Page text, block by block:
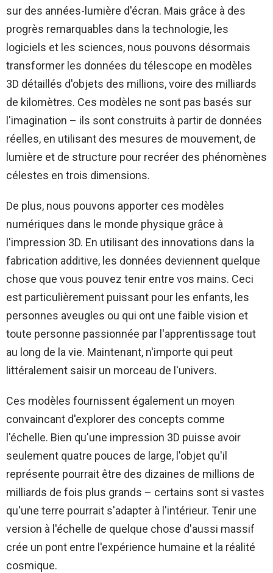
sur des années-lumière d'écran. Mais grâce à des
progrès remarquables dans la technologie, les
logiciels et les sciences, nous pouvons désormais
transformer les données du télescope en modèles
3D détaillés d'objets des millions, voire des milliards
de kilomètres. Ces modèles ne sont pas basés sur
l'imagination – ils sont construits à partir de données
réelles, en utilisant des mesures de mouvement, de
lumière et de structure pour recréer des phénomènes
célestes en trois dimensions.
De plus, nous pouvons apporter ces modèles
numériques dans le monde physique grâce à
l'impression 3D. En utilisant des innovations dans la
fabrication additive, les données deviennent quelque
chose que vous pouvez tenir entre vos mains. Ceci
est particulièrement puissant pour les enfants, les
personnes aveugles ou qui ont une faible vision et
toute personne passionnée par l'apprentissage tout
au long de la vie. Maintenant, n'importe qui peut
littéralement saisir un morceau de l'univers.
Ces modèles fournissent également un moyen
convaincant d'explorer des concepts comme
l'échelle. Bien qu'une impression 3D puisse avoir
seulement quatre pouces de large, l'objet qu'il
représente pourrait être des dizaines de millions de
milliards de fois plus grands – certains sont si vastes
qu'une terre pourrait s'adapter à l'intérieur. Tenir une
version à l'échelle de quelque chose d'aussi massif
crée un pont entre l'expérience humaine et la réalité
cosmique.